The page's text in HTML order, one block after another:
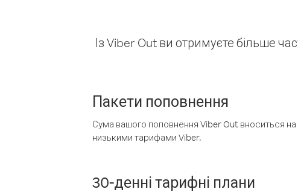
Із Viber Out ви отримуєте більше
Пакети поповнення
Сума вашого поповнення Viber Out вноситься на
низькими тарифами Viber.
30-денні тарифні плани